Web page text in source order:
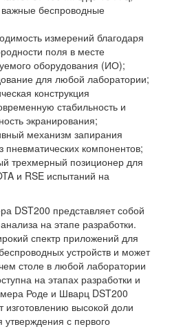
беспроводные
измерений благодаря
поля в месте
оборудования (ИО);
для любой лаборатории;
конструкция
стабильность и
экранирования;
механизм запирания
пневматических компонентов;
трехмерный позиционер для
и RSE испытаний на
DST200 представляет собой
на этапе разработки.
спектр приложений для
устройств и может
столе в любой лаборатории
на этапах разработки и
Роде и Шварц DST200
изготовлению высокой доли
с первого